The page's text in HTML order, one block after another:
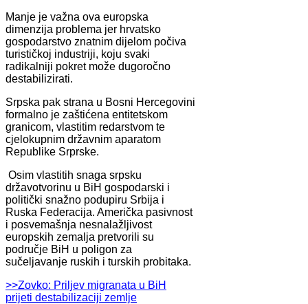
Manje je važna ova europska
dimenzija problema jer hrvatsko
gospodarstvo znatnim dijelom počiva
turističkoj industriji, koju svaki
radikalniji pokret može dugoročno
destabilizirati.
Srpska pak strana u Bosni Hercegovini
formalno je zaštićena entitetskom
granicom, vlastitim redarstvom te
cjelokupnim državnim aparatom
Republike Srprske.
Osim vlastitih snaga srpsku
državotvorinu u BiH gospodarski i
politički snažno podupiru Srbija i
Ruska Federacija. Američka pasivnost
i posvemašnja nesnalažljivost
europskih zemalja pretvorili su
područje BiH u poligon za
sučeljavanje ruskih i turskih probitaka.
>>Zovko: Priljev migranata u BiH
prijeti destabilizaciji zemlje